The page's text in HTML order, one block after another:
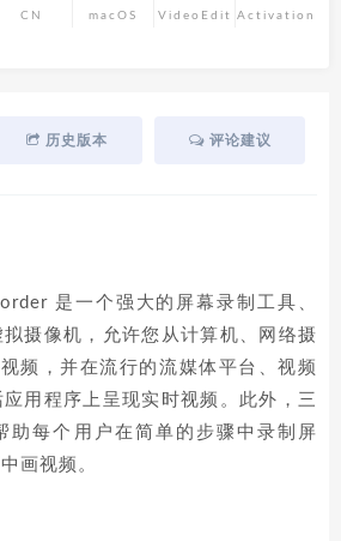
CN macOS VideoEdit Activation
历史版本 评论建议
是一个强大的屏幕录制工具、
摄像机，允许您从计算机、网络摄
频，并在流行的流媒体平台、视频
用程序上呈现实时视频。此外，三
助每个用户在简单的步骤中录制屏
画视频。